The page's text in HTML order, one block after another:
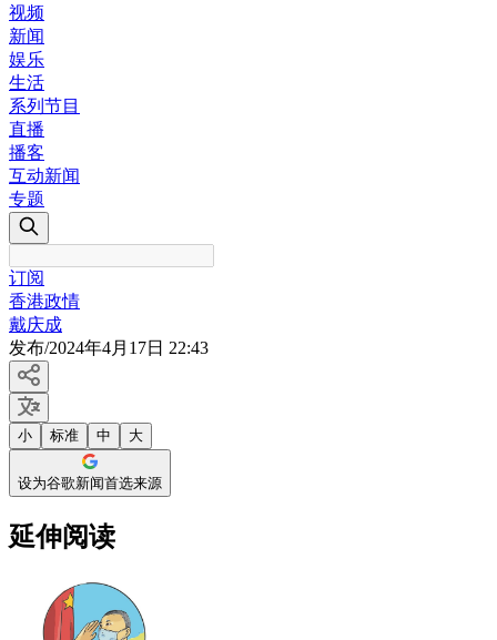
视频
新闻
娱乐
生活
系列节目
直播
播客
互动新闻
专题
订阅
香港政情
戴庆成
发布/2024年4月17日 22:43
小 标准 中 大
设为谷歌新闻首选来源
延伸阅读